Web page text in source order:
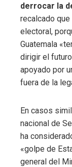
derrocar la
recalcado
electoral,
Guatemala
dirigir el
apoyado por
fuera de la
En casos
nacional de
ha
«golpe de
general del